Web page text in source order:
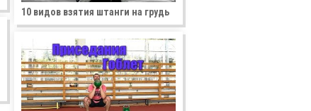
10 видов взятия штанги на грудь